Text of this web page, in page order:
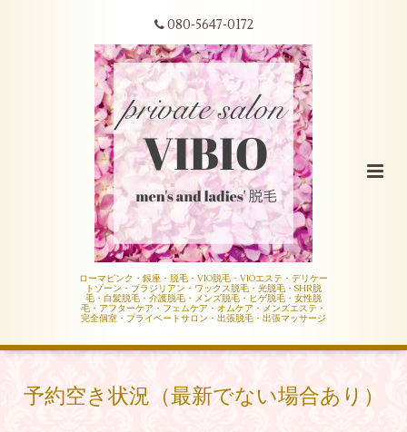
080-5647-0172
ローマピンク・銀座・脱毛・VIO脱毛・VIOエステ・デリケー
トゾーン・ブラジリアン・ワックス脱毛・光脱毛・SHR脱
毛・白髪脱毛・介護脱毛・メンズ脱毛・ヒゲ脱毛・女性脱
毛・アフターケア・フェムケア・オムケア・メンズエステ・
完全個室・プライベートサロン・出張脱毛・出張マッサージ
予約空き状況（最新でない場合あり）